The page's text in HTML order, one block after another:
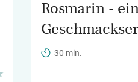
Rosmarin -
30 min.